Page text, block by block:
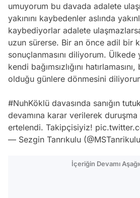
umuyorum bu davada adalete
yakınını kaybedenler aslında
kaybediyorlar adalete
uzun sürerse. Bir an önce adil bir
sonuçlanmasını diliyorum. Ülkede
kendi bağımsızlığını
olduğu günlere dönmesini
#NuhKöklü davasında sanığın
devamına karar verilerek duruşma
ertelendi. Takipçisiyiz!
— Sezgin Tanrıkulu
İçeriğin Devamı